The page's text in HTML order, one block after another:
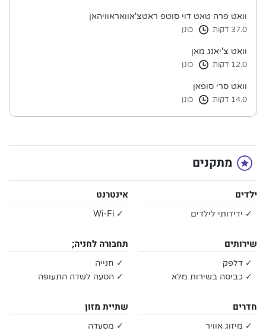
וואט פרה טאט דוי סוטפ ראטצ'אוואראוויהאן
37.0 דקות כונן
וואט צ'יאנג מאן
12.0 דקות כונן
וואט סרי סופאן
14.0 דקות כונן
מתקנים
ילדים
✓ ידידותי לילדים
אינטרנט
✓ Wi-Fi
שירותים
✓ דלפק
✓ כביסה בשירות מלא
תחבורה לחניה;
✓ חנייה
✓ הסעה לשדה התעופה
חדרים
✓ מיזוג אוויר
שתיית מזון
✓ מסעדה